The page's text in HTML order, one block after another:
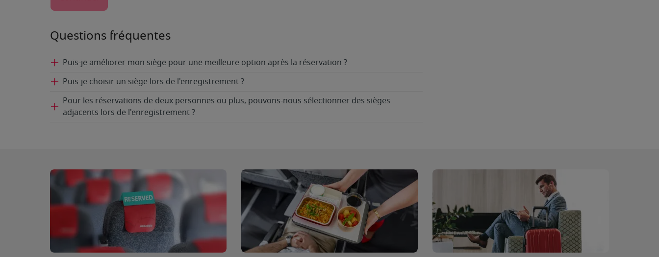
Questions fréquentes
Puis-je améliorer mon siège pour une meilleure option après la réservation ?
Puis-je choisir un siège lors de l'enregistrement ?
Pour les réservations de deux personnes ou plus, pouvons-nous sélectionner des sièges
adjacents lors de l'enregistrement ?